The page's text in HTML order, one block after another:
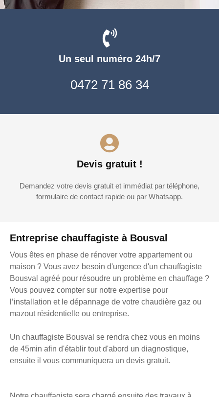
Entreprise chauffagiste à Bousval
Vous êtes en phase de rénover votre appartement ou
maison ? Vous avez besoin d'urgence d'un chauffagiste
Bousval agréé pour résoudre un problème en chauffage ?
Vous pouvez compter sur notre expertise pour
l’installation et le dépannage de votre chaudière gaz ou
mazout résidentielle ou entreprise.
Un chauffagiste Bousval se rendra chez vous en moins
de 45min afin d'établir tout d'abord un diagnostique,
ensuite il vous communiquera un devis gratuit.
Un seul numéro 24h/7
0472 71 86 34
Devis gratuit !
Demandez votre devis gratuit et immédiat par téléphone,
formulaire de contact rapide ou par Whatsapp.